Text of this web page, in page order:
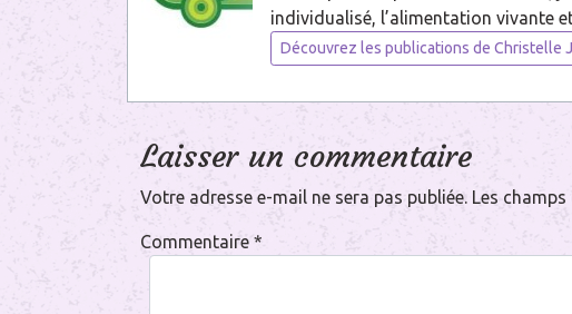
individualisé, l’alimentation vivante
Découvrez les publications de Christelle
Laisser un commentaire
Votre adresse e-mail ne sera pas publiée. Les
Commentaire *